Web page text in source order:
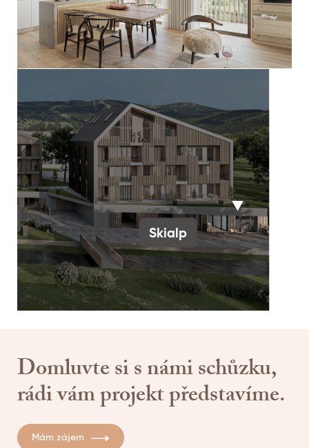
Skialp
Domluvte si s námi schůzku,
rádi vám projekt představíme.
Mám zájem